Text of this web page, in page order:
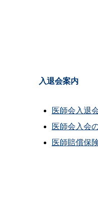
入退会案内
医師会入退
医師会入会
医師賠償保